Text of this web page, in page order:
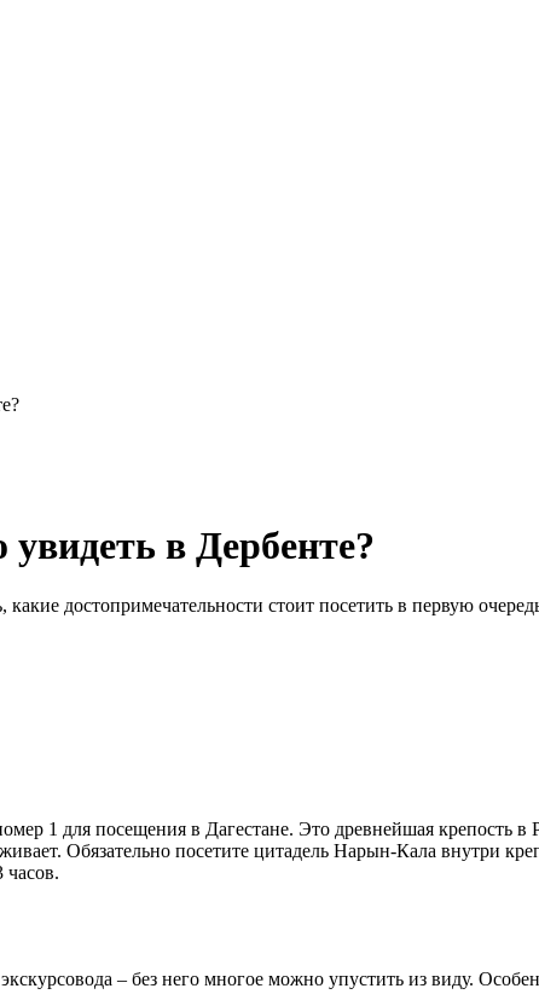
в Дербенте?
достопримечательности стоит посетить в первую
1 для посещения в Дагестане. Это древнейшая
Обязательно посетите цитадель Нарын-Кала внутри
– без него многое можно упустить из виду.